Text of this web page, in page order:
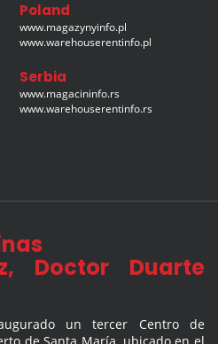
Poland
www.magazynyinfo.pl
www.warehouserentinfo.pl
Serbia
www.magacininfo.rs
www.warehouserentinfo.rs
Doctor Duarte
un tercer Centro de